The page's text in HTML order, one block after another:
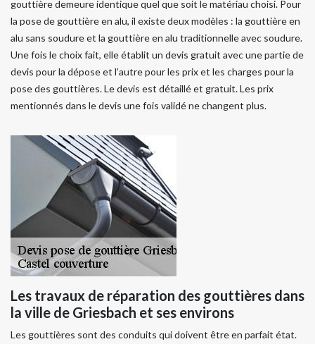
gouttière demeure identique quel que soit le matériau choisi. Pour
la pose de gouttière en alu, il existe deux modèles : la gouttière en
alu sans soudure et la gouttière en alu traditionnelle avec soudure.
Une fois le choix fait, elle établit un devis gratuit avec une partie de
devis pour la dépose et l’autre pour les prix et les charges pour la
pose des gouttières. Le devis est détaillé et gratuit. Les prix
mentionnés dans le devis une fois validé ne changent plus.
Les travaux de réparation des gouttières dans
la ville de Griesbach et ses environs
Les gouttières sont des conduits qui doivent être en parfait état.